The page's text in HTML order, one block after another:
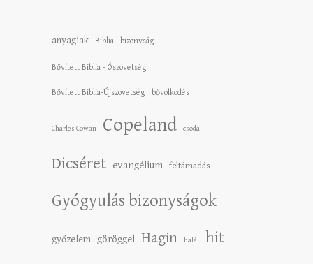
anyagiak Biblia bizonyság
Bővített Biblia - Ószövetség
Bővített Biblia-Újszövetség bővölködés
Charles Cowan Copeland csoda
Dicséret evangélium feltámadás
Gyógyulás bizonyságok
győzelem göröggel Hagin halál hit